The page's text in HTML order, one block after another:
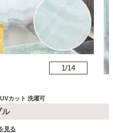
ット
1/14
カット 洗濯可
ル
見る